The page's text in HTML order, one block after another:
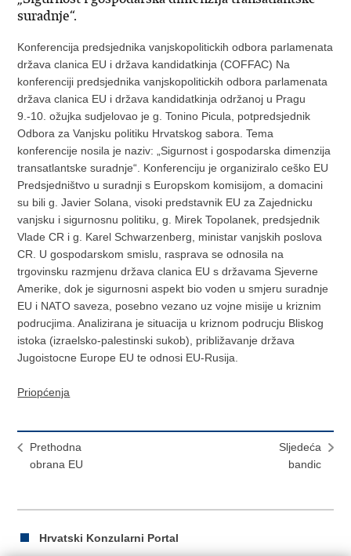
suradnje“.
Konferencija predsjednika vanjskopolitickih odbora parlamenata
država clanica EU i država kandidatkinja (COFFAC) Na
konferenciji predsjednika vanjskopolitickih odbora parlamenata
država clanica EU i država kandidatkinja održanoj u Pragu
9.-10. ožujka sudjelovao je g. Tonino Picula, potpredsjednik
Odbora za Vanjsku politiku Hrvatskog sabora. Tema
konferencije nosila je naziv: „Sigurnost i gospodarska dimenzija
transatlantske suradnje“. Konferenciju je organiziralo ceško EU
Predsjedništvo u suradnji s Europskom komisijom, a domacini
su bili g. Javier Solana, visoki predstavnik EU za Zajednicku
vanjsku i sigurnosnu politiku, g. Mirek Topolanek, predsjednik
Vlade CR i g. Karel Schwarzenberg, ministar vanjskih poslova
CR. U gospodarskom smislu, rasprava se odnosila na
trgovinsku razmjenu država clanica EU s državama Sjeverne
Amerike, dok je sigurnosni aspekt bio voden u smjeru suradnje
EU i NATO saveza, posebno vezano uz vojne misije u kriznim
podrucjima. Analizirana je situacija u kriznom podrucju Bliskog
istoka (izraelsko-palestinski sukob), približavanje država
Jugoistocne Europe EU te odnosi EU-Rusija.
Priopćenja
Prethodna
obrana EU
Sljedeća
bandic
Hrvatski Konzularni Portal